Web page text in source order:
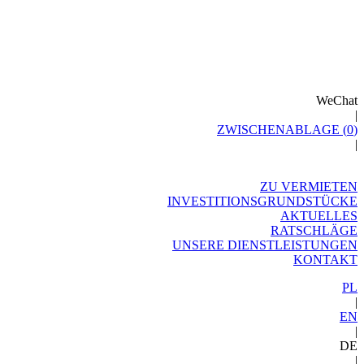
WeChat
|
ZWISCHENABLAGE (0)
|
ZU VERMIETEN
INVESTITIONSGRUNDSTÜCKE
AKTUELLES
RATSCHLÄGE
UNSERE DIENSTLEISTUNGEN
KONTAKT
PL
|
EN
|
DE
|